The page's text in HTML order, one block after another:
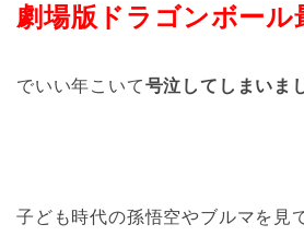
劇場版ドラゴンボール
でいい年こいて号泣してしまいま
子ども時代の孫悟空やブルマを見